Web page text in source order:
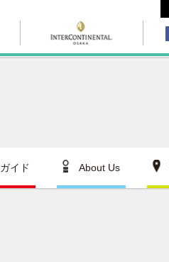
イド About Us